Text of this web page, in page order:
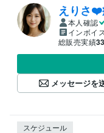
えりさ❤️
本人確認
インボイ
総販売実績
メッセージを
スケジュール